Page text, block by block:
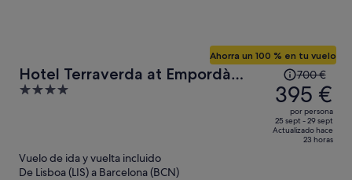
Hotel Terraverda at Empordà
Golf Resort
4
Ahorra un 100 % en tu vuelo
El
precio
era
de
700 €,
700 €
395 €
por persona
25 sept - 29 sept
Actualizado hace
23 horas
Vuelo de ida y vuelta incluido
De Lisboa (LIS) a Barcelona (BCN)